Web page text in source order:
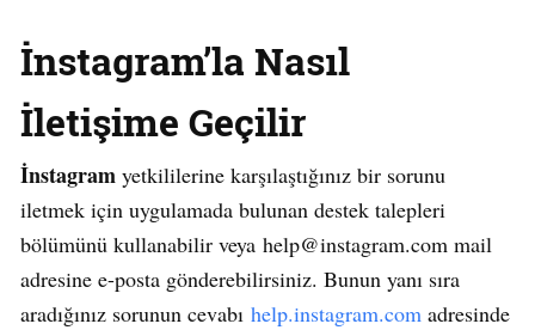
İnstagram’la Nasıl
İletişime Geçilir
İnstagram yetkililerine karşılaştığınız bir sorunu
iletmek için uygulamada bulunan destek talepleri
bölümünü kullanabilir veya help@instagram.com mail
adresine e-posta gönderebilirsiniz. Bunun yanı sıra
aradığınız sorunun cevabı help.instagram.com adresinde